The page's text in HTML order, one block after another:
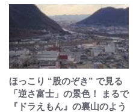
ほっこり “股のぞき” で見る
「逆さ富士」の景色！ まるで
『ドラえもん』の裏山のよう